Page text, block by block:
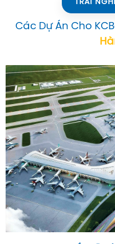
TRẢI
Các Dự Án Cho